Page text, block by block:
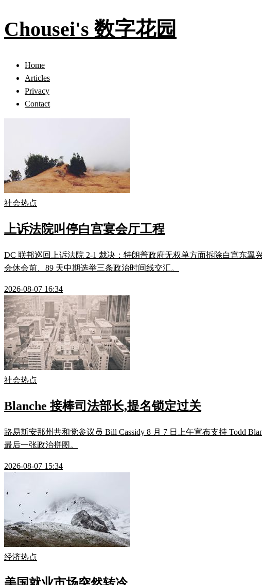
Chousei's 数字花园
Home
Articles
Privacy
Contact
社会热点
上诉法院叫停白宫宴会厅工程
DC 联邦巡回上诉法院 2-1 裁决：特朗普政府无权单方面拆除白宫东翼
会休会前、89 天中期选举三条政治时间线交汇。
2026-08-07 16:34
社会热点
Blanche 接棒司法部长,提名锁定过关
路易斯安那州共和党参议员 Bill Cassidy 8 月 7 日上午宣布支持 Todd
最后一张政治拼图。
2026-08-07 15:34
经济热点